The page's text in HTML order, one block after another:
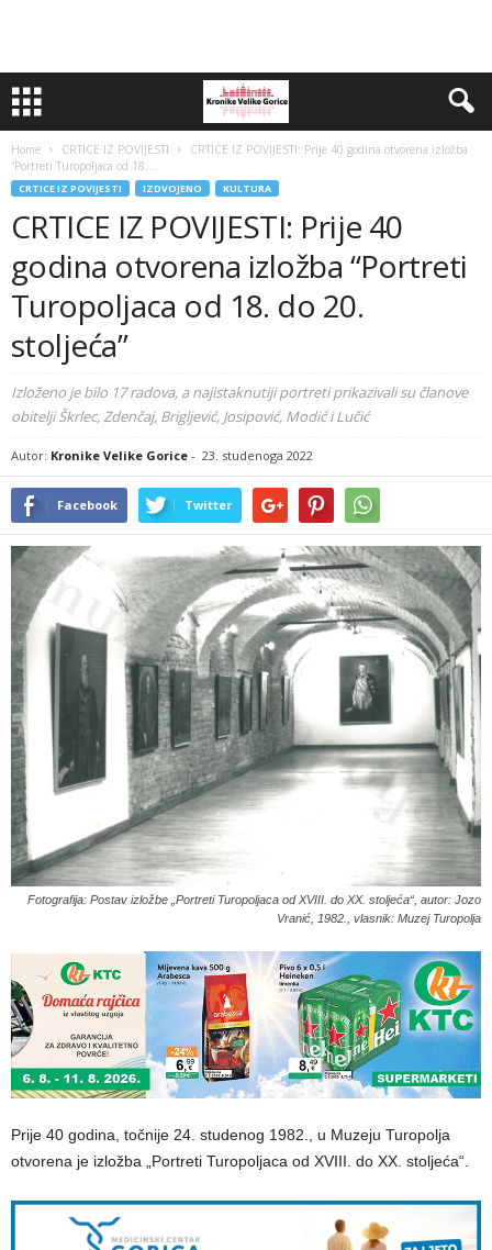
Home CRTICE IZ POVIJESTI
CRTICE IZ POVIJESTI: Prije 40 godina otvorena izložba
“Portreti Turopoljaca od 18....
CRTICE IZ POVIJESTI IZDVOJENO KULTURA
CRTICE IZ POVIJESTI: Prije 40
godina otvorena izložba “Portreti
Turopoljaca od 18. do 20.
stoljeća”
Izloženo je bilo 17 radova, a najistaknutiji portreti prikazivali su članove
obitelji Škrlec, Zdenčaj, Brigljević, Josipović, Modić i Lučić
Autor: Kronike Velike Gorice - 23. studenoga 2022
Facebook Twitter
Fotografija: Postav izložbe „Portreti Turopoljaca od XVIII. do XX. stoljeća“, autor: Jozo
Vranić, 1982., vlasnik: Muzej Turopolja
Prije 40 godina, točnije 24. studenog 1982., u Muzeju Turopolja
otvorena je izložba „Portreti Turopoljaca od XVIII. do XX. stoljeća“.